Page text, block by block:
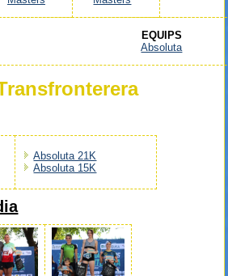
EQUIPS
Absoluta
Absoluta 21K
Absoluta 15K